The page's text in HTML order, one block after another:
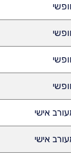
אישי
אישי